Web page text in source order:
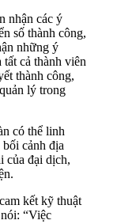
nhận các ý
số thành công,
những ý
cả thành viên
thành công,
lý trong
có thể linh
cảnh địa
của đại dịch,
kết kỹ thuật
“Việc